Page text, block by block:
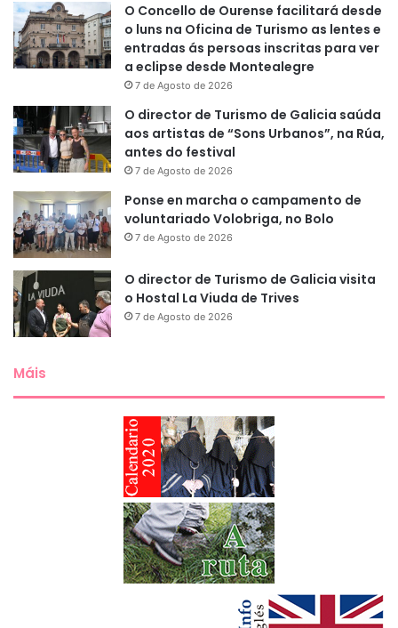
O Concello de Ourense facilitará desde
o luns na Oficina de Turismo as lentes e
entradas ás persoas inscritas para ver
a eclipse desde Montealegre
7 de Agosto de 2026
O director de Turismo de Galicia saúda
aos artistas de “Sons Urbanos”, na Rúa,
antes do festival
7 de Agosto de 2026
Ponse en marcha o campamento de
voluntariado Volobriga, no Bolo
7 de Agosto de 2026
O director de Turismo de Galicia visita
o Hostal La Viuda de Trives
7 de Agosto de 2026
Máis